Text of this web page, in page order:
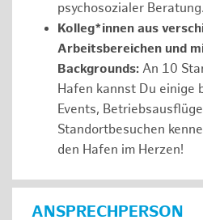
psychosozialer Beratung.
Kolleg*innen aus
Arbeitsbereichen und
Backgrounds: An 10
Hafen kannst Du einige
Events,
Standortbesuchen
den Hafen im Herzen!
ANSPRECHPERSON